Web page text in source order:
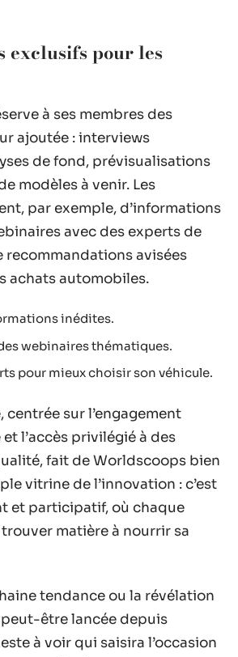
exclusifs pour les
à ses membres des
ajoutée : interviews
de fond, prévisualisations
modèles à venir. Les
par exemple, d’informations
avec des experts de
recommandations avisées
achats automobiles.
inédites.
webinaires thématiques.
pour mieux choisir son véhicule.
sur l’engagement
l’accès privilégié à des
fait de Worldscoops bien
vitrine de l’innovation : c’est
et participatif, où chaque
matière à nourrir sa
tendance ou la révélation
être lancée depuis
à voir qui saisira l’occasion